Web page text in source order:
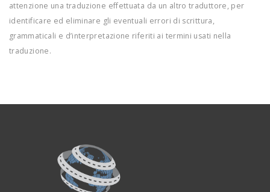
attenzione una traduzione effettuata da un altro traduttore, per
identificare ed eliminare gli eventuali errori di scrittura,
grammaticali e d’interpretazione riferiti ai termini usati nella
traduzione.